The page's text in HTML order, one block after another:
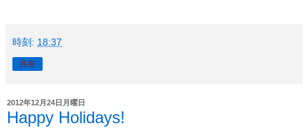
時刻: 18:37
共有
2012年12月24日月曜日
Happy Holidays!